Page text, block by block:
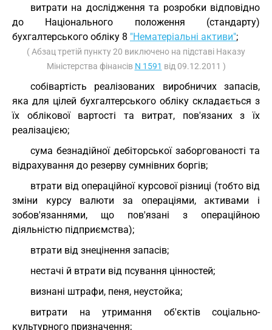
витрати на дослідження та розробки відповідно
до Національного положення (стандарту)
бухгалтерського обліку 8 "Нематеріальні активи";
( Абзац третій пункту 20 виключено на підставі Наказу
Міністерства фінансів N 1591 від 09.12.2011 )
собівартість реалізованих виробничих запасів,
яка для цілей бухгалтерського обліку складається з
їх облікової вартості та витрат, пов'язаних з їх
реалізацією;
сума безнадійної дебіторської заборгованості та
відрахування до резерву сумнівних боргів;
втрати від операційної курсової різниці (тобто від
зміни курсу валюти за операціями, активами і
зобов'язаннями, що пов'язані з операційною
діяльністю підприємства);
втрати від знецінення запасів;
нестачі й втрати від псування цінностей;
визнані штрафи, пеня, неустойка;
витрати на утримання об'єктів соціально-
культурного призначення;